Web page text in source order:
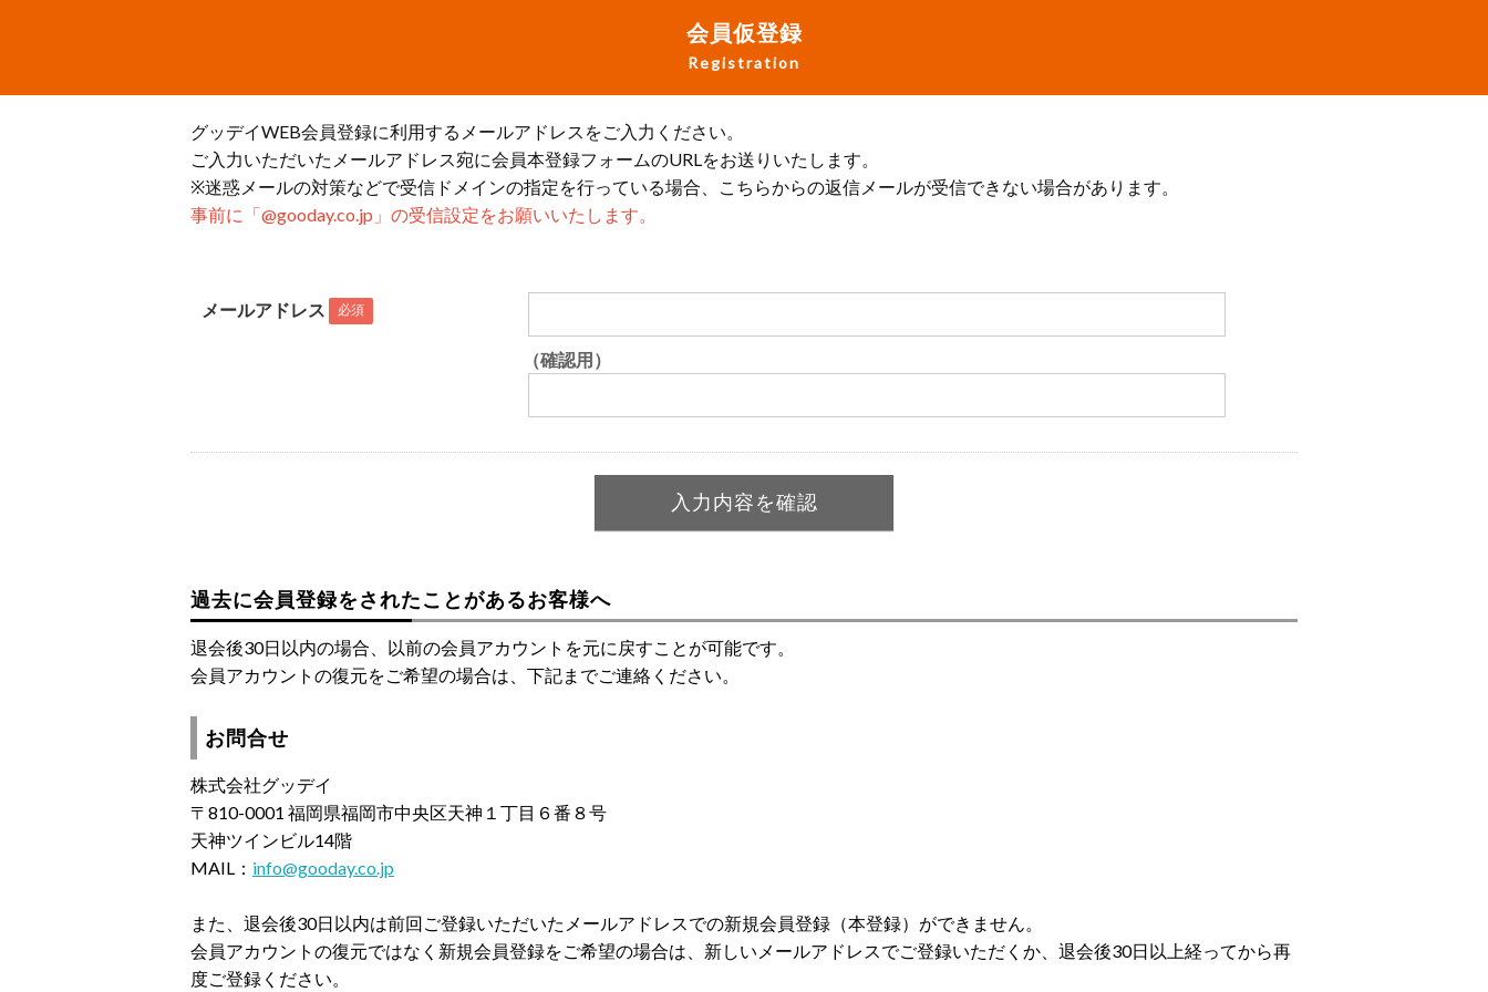
会員仮登録
Registration
グッデイWEB会員登録に利用するメールアドレスをご入力ください。
ご入力いただいたメールアドレス宛に会員本登録フォームのURLをお送りいたします。
※迷惑メールの対策などで受信ドメインの指定を行っている場合、こちらからの返信メールが受信できない場合があります。
事前に「@gooday.co.jp」の受信設定をお願いいたします。
メールアドレス 必須
（確認用）
過去に会員登録をされたことがあるお客様へ
退会後30日以内の場合、以前の会員アカウントを元に戻すことが可能です。
会員アカウントの復元をご希望の場合は、下記までご連絡ください。
お問合せ
株式会社グッデイ
〒810-0001 福岡県福岡市中央区天神１丁目６番８号
天神ツインビル14階
MAIL： info@gooday.co.jp
また、退会後30日以内は前回ご登録いただいたメールアドレスでの新規会員登録（本登録）ができません。
会員アカウントの復元ではなく新規会員登録をご希望の場合は、新しいメールアドレスでご登録いただくか、退会後30日以上経ってから再
度ご登録ください。